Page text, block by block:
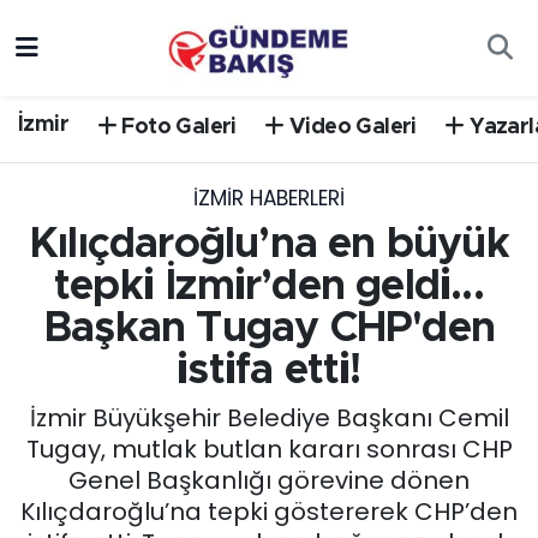
İzmir Foto Galeri Video Galeri
İZMIR HABERLERI
Kılıçdaroğlu’na en büyük
tepki İzmir’den geldi...
Başkan Tugay CHP'den
istifa etti!
İzmir Büyükşehir Belediye Başkanı Cemil
Tugay, mutlak butlan kararı sonrası CHP
Genel Başkanlığı görevine dönen
Kılıçdaroğlu’na tepki göstererek CHP’den
EGE
EĞİTİM
English News
GÜNCEL
Trafik Durumu
Süper Lig Puan Durumu ve Fikstür
Tüm Manşetler
Haber Arşivi